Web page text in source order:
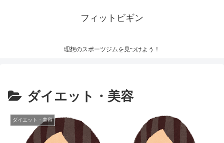
フィットビギン
理想のスポーツジムを見つけよう！
ダイエット・美容
ダイエット・美容